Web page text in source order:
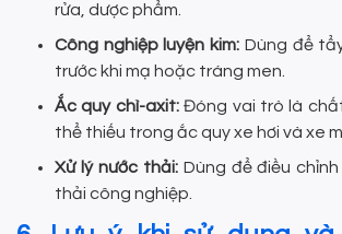
rửa, dược phẩm.
Công nghiệp luyện kim: Dùng để
trước khi mạ hoặc tráng men.
Ắc quy chì-axit:Đóng vai trò là
thể thiếu trong ắc quy xe hơi và xe
Xử lý nước thải: Dùng để điều
thải công nghiệp.